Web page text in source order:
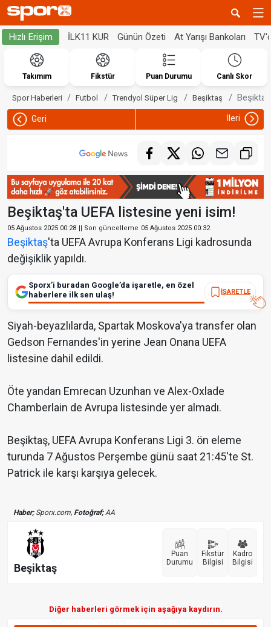
Hızlı Erişim İLK11 KUR Günün Özeti At Yarışı Bankoları
Takımım Fikstür Puan Durumu Canlı Skor
Spor Haberleri Futbol Trendyol Süper Lig Beşiktaş
Geri İleri
Beşiktaş'ta UEFA listesine yeni isim!
05 Ağustos 2025 00:28 || Son güncelleme 05 Ağustos 2025 00:32
Beşiktaş'ta UEFA Avrupa Konferans Ligi kadrosunda
değişiklik yapıldı.
Sporx’i buradan Google’da işaretle, en özel
haberlere ilk sen ulaş!
İŞARETLE
Siyah-beyazlılarda, Spartak Moskova'ya transfer olan
Gedson Fernandes'in yerine Jean Onana UEFA
listesine dahil edildi.
Öte yandan Emrecan Uzunhan ve Alex-Oxlade
Chamberlain de Avrupa listesinde yer almadı.
Beşiktaş, UEFA Avrupa Konferans Ligi 3. ön eleme
turunda 7 Ağustos Perşembe günü saat 21:45'te St.
Patrick ile karşı karşıya gelecek.
Haber;Sporx.com, Fotoğraf;AA
Beşiktaş
Puan
Durumu
Fikstür
Bilgisi
Kadro
Bilgisi
Diğer haberleri görmek için aşağıya kaydırın.